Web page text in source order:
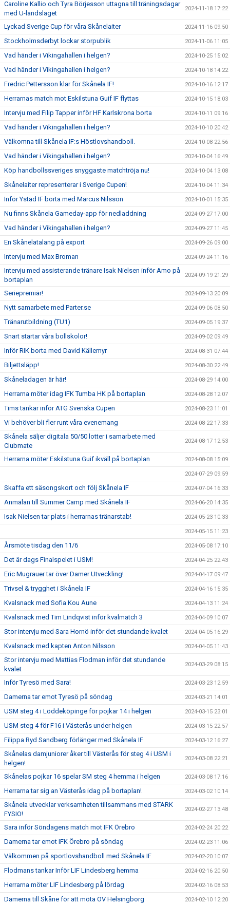
Caroline Kallio och Tyra Börjesson uttagna till träningsdagar
med U-landslaget
2024-11-18 17:22
Lyckad Sverige Cup för våra Skånelaiter 2024-11-16 09:50
Stockholmsderbyt lockar storpublik 2024-11-06 11:05
Vad händer i Vikingahallen i helgen? 2024-10-25 15:02
Vad händer i Vikingahallen i helgen? 2024-10-18 14:22
Fredric Pettersson klar för Skånela IF! 2024-10-16 12:17
Herrarnas match mot Eskilstuna Guif IF flyttas 2024-10-15 18:03
Intervju med Filip Tapper inför HF Karlskrona borta 2024-10-11 09:16
Vad händer i Vikingahallen i helgen? 2024-10-10 20:42
Välkomna till Skånela IF:s Höstlovshandboll. 2024-10-08 22:56
Vad händer i Vikingahallen i helgen? 2024-10-04 16:49
Köp handbollssveriges snyggaste matchtröja nu! 2024-10-04 13:08
Skånelaiter representerar i Sverige Cupen! 2024-10-04 11:34
Inför Ystad IF borta med Marcus Nilsson 2024-10-01 15:35
Nu finns Skånela Gameday-app för nedladdning 2024-09-27 17:00
Vad händer i Vikingahallen i helgen? 2024-09-27 11:45
En Skånelatalang på export 2024-09-26 09:00
Intervju med Max Broman 2024-09-24 11:16
Intervju med assisterande tränare Isak Nielsen inför Amo på
bortaplan
2024-09-19 21:29
Seriepremiär! 2024-09-13 20:09
Nytt samarbete med Parter.se 2024-09-06 08:50
Tränarutbildning (TU1) 2024-09-05 19:37
Snart startar våra bollskolor! 2024-09-02 09:49
Inför RIK borta med David Källemyr 2024-08-31 07:44
Biljettsläpp! 2024-08-30 22:49
Skåneladagen är här! 2024-08-29 14:00
Herrarna möter idag IFK Tumba HK på bortaplan 2024-08-28 12:07
Tims tankar inför ATG Svenska Cupen 2024-08-23 11:01
Vi behöver bli fler runt våra evenemang 2024-08-22 17:33
Skånela säljer digitala 50/50 lotter i samarbete med
Clubmate
2024-08-17 12:53
Herrarna möter Eskilstuna Guif ikväll på bortaplan 2024-08-08 15:09
2024-07-29 09:59
Skaffa ett säsongskort och följ Skånela IF 2024-07-04 16:33
Anmälan till Summer Camp med Skånela IF 2024-06-20 14:35
Isak Nielsen tar plats i herrarnas tränarstab! 2024-05-23 10:33
2024-05-15 11:23
Årsmöte tisdag den 11/6 2024-05-08 17:10
Det är dags Finalspelet i USM! 2024-04-25 22:43
Eric Mugrauer tar över Damer Utveckling! 2024-04-17 09:47
Trivsel & trygghet i Skånela IF 2024-04-16 15:35
Kvalsnack med Sofia Kou Aune 2024-04-13 11:24
Kvalsnack med Tim Lindqvist inför kvalmatch 3 2024-04-09 10:07
Stor intervju med Sara Hornö inför det stundande kvalet 2024-04-05 16:29
Kvalsnack med kapten Anton Nilsson 2024-04-05 11:43
Stor intervju med Mattias Flodman inför det stundande
kvalet
2024-03-29 08:15
Inför Tyresö med Sara! 2024-03-23 12:59
Damerna tar emot Tyresö på söndag 2024-03-21 14:01
USM steg 4 i Löddeköpinge för pojkar 14 i helgen 2024-03-15 23:01
USM steg 4 för F16 i Västerås under helgen 2024-03-15 22:57
Filippa Ryd Sandberg förlänger med Skånela IF 2024-03-12 16:27
Skånelas damjuniorer åker till Västerås för steg 4 i USM i
helgen!
2024-03-08 22:21
Skånelas pojkar 16 spelar SM steg 4 hemma i helgen 2024-03-08 17:16
Herrarna tar sig an Västerås idag på bortaplan! 2024-03-02 10:14
Skånela utvecklar verksamheten tillsammans med STARK
FYSIO!
2024-02-27 13:48
Sara inför Söndagens match mot IFK Örebro 2024-02-24 20:22
Damerna tar emot IFK Örebro på söndag 2024-02-23 11:06
Välkommen på sportlovshandboll med Skånela IF 2024-02-20 10:07
Flodmans tankar Inför LIF Lindesberg hemma 2024-02-16 20:50
Herrarna möter LIF Lindesberg på lördag 2024-02-16 08:53
Damerna till Skåne för att möta OV Helsingborg 2024-02-10 12:20